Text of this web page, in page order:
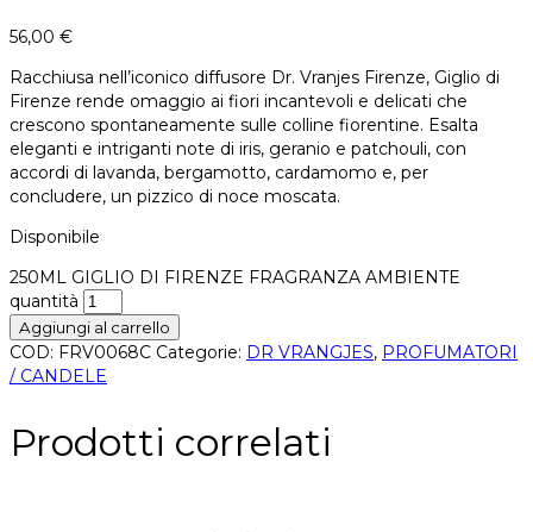
56,00 €
Racchiusa nell’iconico diffusore Dr. Vranjes Firenze, Giglio di
Firenze rende omaggio ai fiori incantevoli e delicati che
crescono spontaneamente sulle colline fiorentine. Esalta
eleganti e intriganti note di iris, geranio e patchouli, con
accordi di lavanda, bergamotto, cardamomo e, per
concludere, un pizzico di noce moscata.
Disponibile
250ML GIGLIO DI FIRENZE FRAGRANZA AMBIENTE
quantità
Aggiungi al carrello
COD: FRV0068C Categorie: DR VRANGJES, PROFUMATORI
/ CANDELE
Prodotti correlati